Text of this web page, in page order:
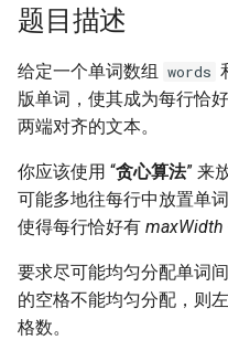
搜
引
擎
7. 重建二叉树
9. 用两个栈实现队列
10.1. 斐波那契数列
10.2. 青蛙跳台阶问题
11. 旋转数组的最小数字
数
4. 只出现一次的数字
5. 单词长度的最大乘积
6. 排序数组中两个数字之和
7. 数组中和为 0 的三个数
8. 和大于等于 target 的最
数组
1.5. 一次编辑
1.6. 字符串压缩
1.7. 旋转矩阵
1.8. 零矩阵
1.9. 字符串轮转
题目描述
给定一个单词数组 words
版单词，使其成为每行恰
两端对齐的文本。
你应该使用 “贪心算法” 来
可能多地往每行中放置单
使得每行恰好有 maxWidth
要求尽可能均匀分配单词
的空格不能均匀分配，则
格数。